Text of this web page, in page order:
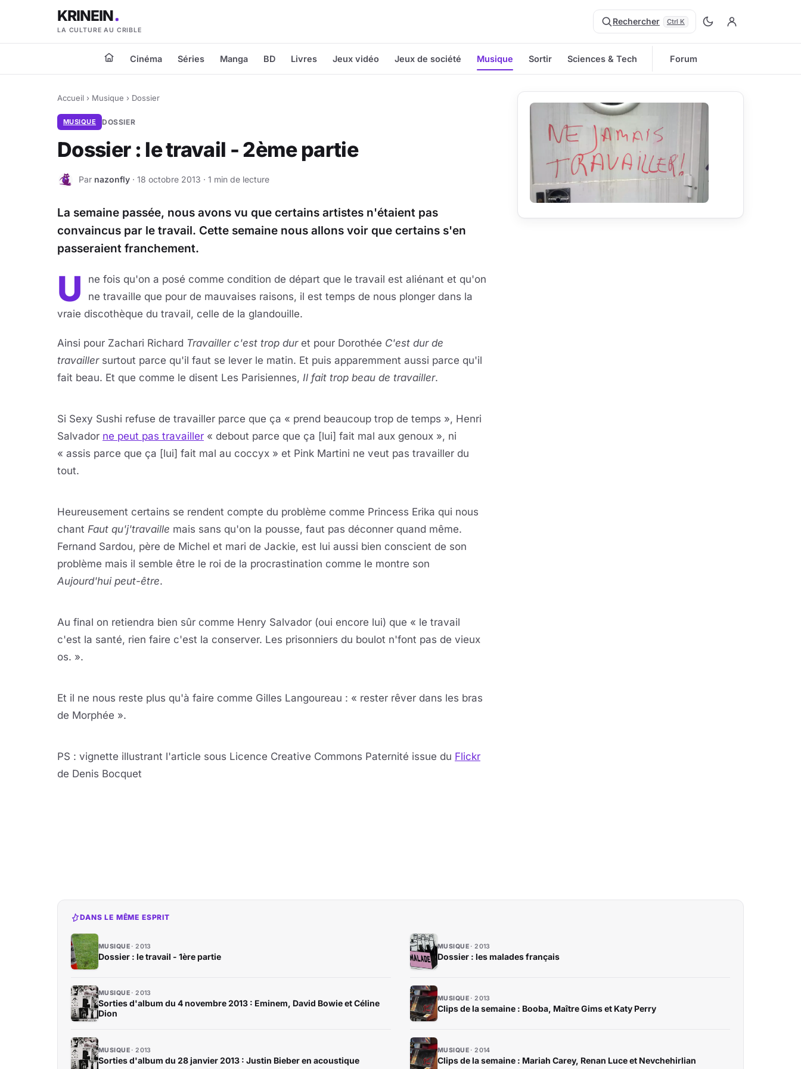
KRINEIN
LA CULTURE AU CRIBLE
Rechercher Ctrl K
Cinéma Séries Manga BD Livres Jeux vidéo Jeux de société Musique Sortir Sciences & Tech Forum
Accueil › Musique › Dossier
MUSIQUE DOSSIER
Dossier : le travail - 2ème partie
N Par nazonfly · 18 octobre 2013 · 1 min de lecture
La semaine passée, nous avons vu que certains artistes n'étaient pas
convaincus par le travail. Cette semaine nous allons voir que certains s'en
passeraient franchement.
U
ne fois qu'on a posé comme condition de départ que le travail est aliénant et qu'on
ne travaille que pour de mauvaises raisons, il est temps de nous plonger dans la
vraie discothèque du travail, celle de la glandouille.
Ainsi pour Zachari Richard Travailler c'est trop duret pour Dorothée C'est dur de
travaillersurtout parce qu'il faut se lever le matin. Et puis apparemment aussi parce qu'il
fait beau. Et que comme le disent Les Parisiennes, Il fait trop beau de travailler.
YouTube · le lecteur se charge au clic
Si Sexy Sushi refuse de travailler parce que ça « prend beaucoup trop de temps », Henri
Salvador ne peut pas travailler « debout parce que ça [lui] fait mal aux genoux », ni
« assis parce que ça [lui] fait mal au coccyx » et Pink Martini ne veut pas travailler du
tout.
YouTube · le lecteur se charge au clic
Heureusement certains se rendent compte du problème comme Princess Erika qui nous
chant Faut qu'j'travaille mais sans qu'on la pousse, faut pas déconner quand même.
Fernand Sardou, père de Michel et mari de Jackie, est lui aussi bien conscient de son
problème mais il semble être le roi de la procrastination comme le montre son
Aujourd'hui peut-être.
YouTube · le lecteur se charge au clic
Au final on retiendra bien sûr comme Henry Salvador (oui encore lui) que « le travail
c'est la santé, rien faire c'est la conserver. Les prisonniers du boulot n'font pas de vieux
os. ».
YouTube · le lecteur se charge au clic
Et il ne nous reste plus qu'à faire comme Gilles Langoureau : « rester rêver dans les bras
de Morphée ».
YouTube · le lecteur se charge au clic
PS : vignette illustrant l'article sous Licence Creative Commons Paternité issue du Flickr
de Denis Bocquet
DANS LE MÊME ESPRIT
MUSIQUE 2013
Dossier : le travail - 1ère partie
MUSIQUE 2013
Dossier : les malades français
MUSIQUE 2013
Sorties d'album du 4 novembre 2013 : Eminem, David Bowie et Céline
Dion
MUSIQUE 2013
Clips de la semaine : Booba, Maître Gims et Katy Perry
MUSIQUE 2013
Sorties d'album du 28 janvier 2013 : Justin Bieber en acoustique
MUSIQUE 2014
Clips de la semaine : Mariah Carey, Renan Luce et Nevchehirlian